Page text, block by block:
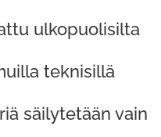
ulkopuolisilta
teknisillä
säilytetään vain